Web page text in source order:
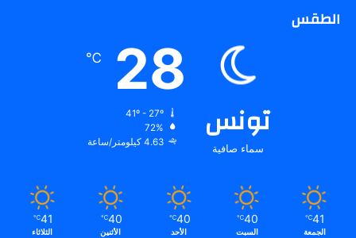
الطقس
تونس
سماء صافية
28
℃
72%
4.63 كيلومتر/ساعة
41
℃
الجمعة
40
℃
السبت
40
℃
الأحد
40
℃
الأثنين
41
℃
الثلاثاء